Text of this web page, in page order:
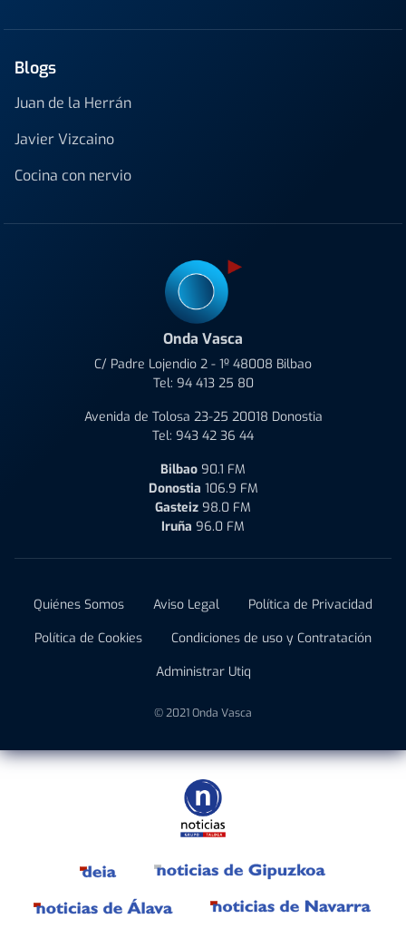
Blogs
Juan de la Herrán
Javier Vizcaino
Cocina con nervio
Onda Vasca
C/ Padre Lojendio 2 - 1º 48008 Bilbao
Tel: 94 413 25 80
Avenida de Tolosa 23-25 20018 Donostia
Tel: 943 42 36 44
Bilbao 90.1 FM
Donostia 106.9 FM
Gasteiz 98.0 FM
Iruña 96.0 FM
Quiénes Somos Aviso Legal
Política de Privacidad
Política de Cookies
Condiciones de uso y Contratación
Administrar Utiq
© 2021 Onda Vasca